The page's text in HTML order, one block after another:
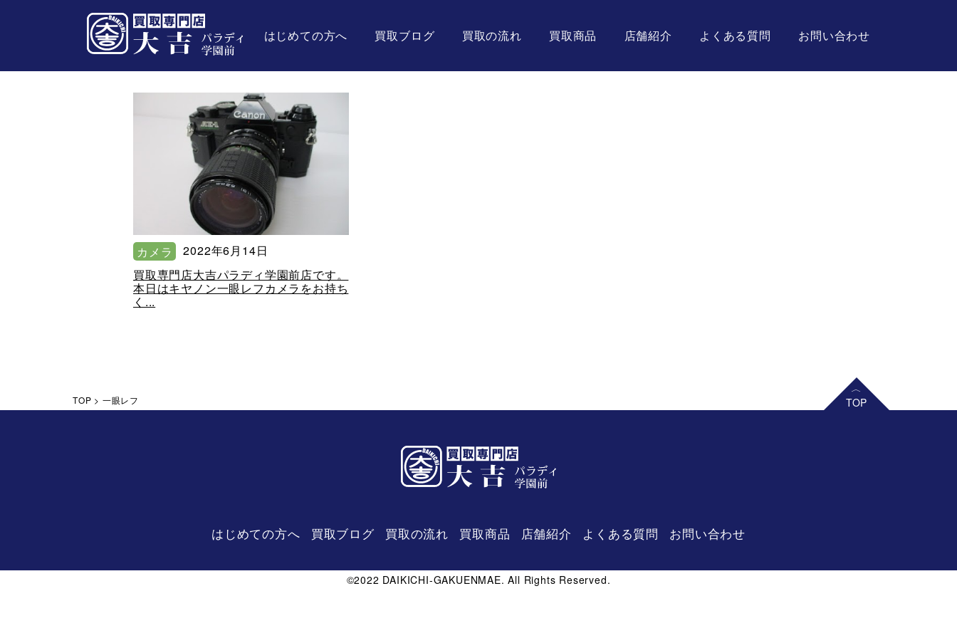
はじめての方へ 買取ブログ 買取の流れ 買取商品 店舗紹介 よくある質問 お問い合わせ
カメラ
2022年6月14日
買取専門店大吉パラディ学園前店です。
本日はキヤノン一眼レフカメラをお持ち
く...
TOP > 一眼レフ
はじめての方へ 買取ブログ 買取の流れ 買取商品 店舗紹介 よくある質問 お問い合わせ
©2022 DAIKICHI-GAKUENMAE. All Rights Reserved.